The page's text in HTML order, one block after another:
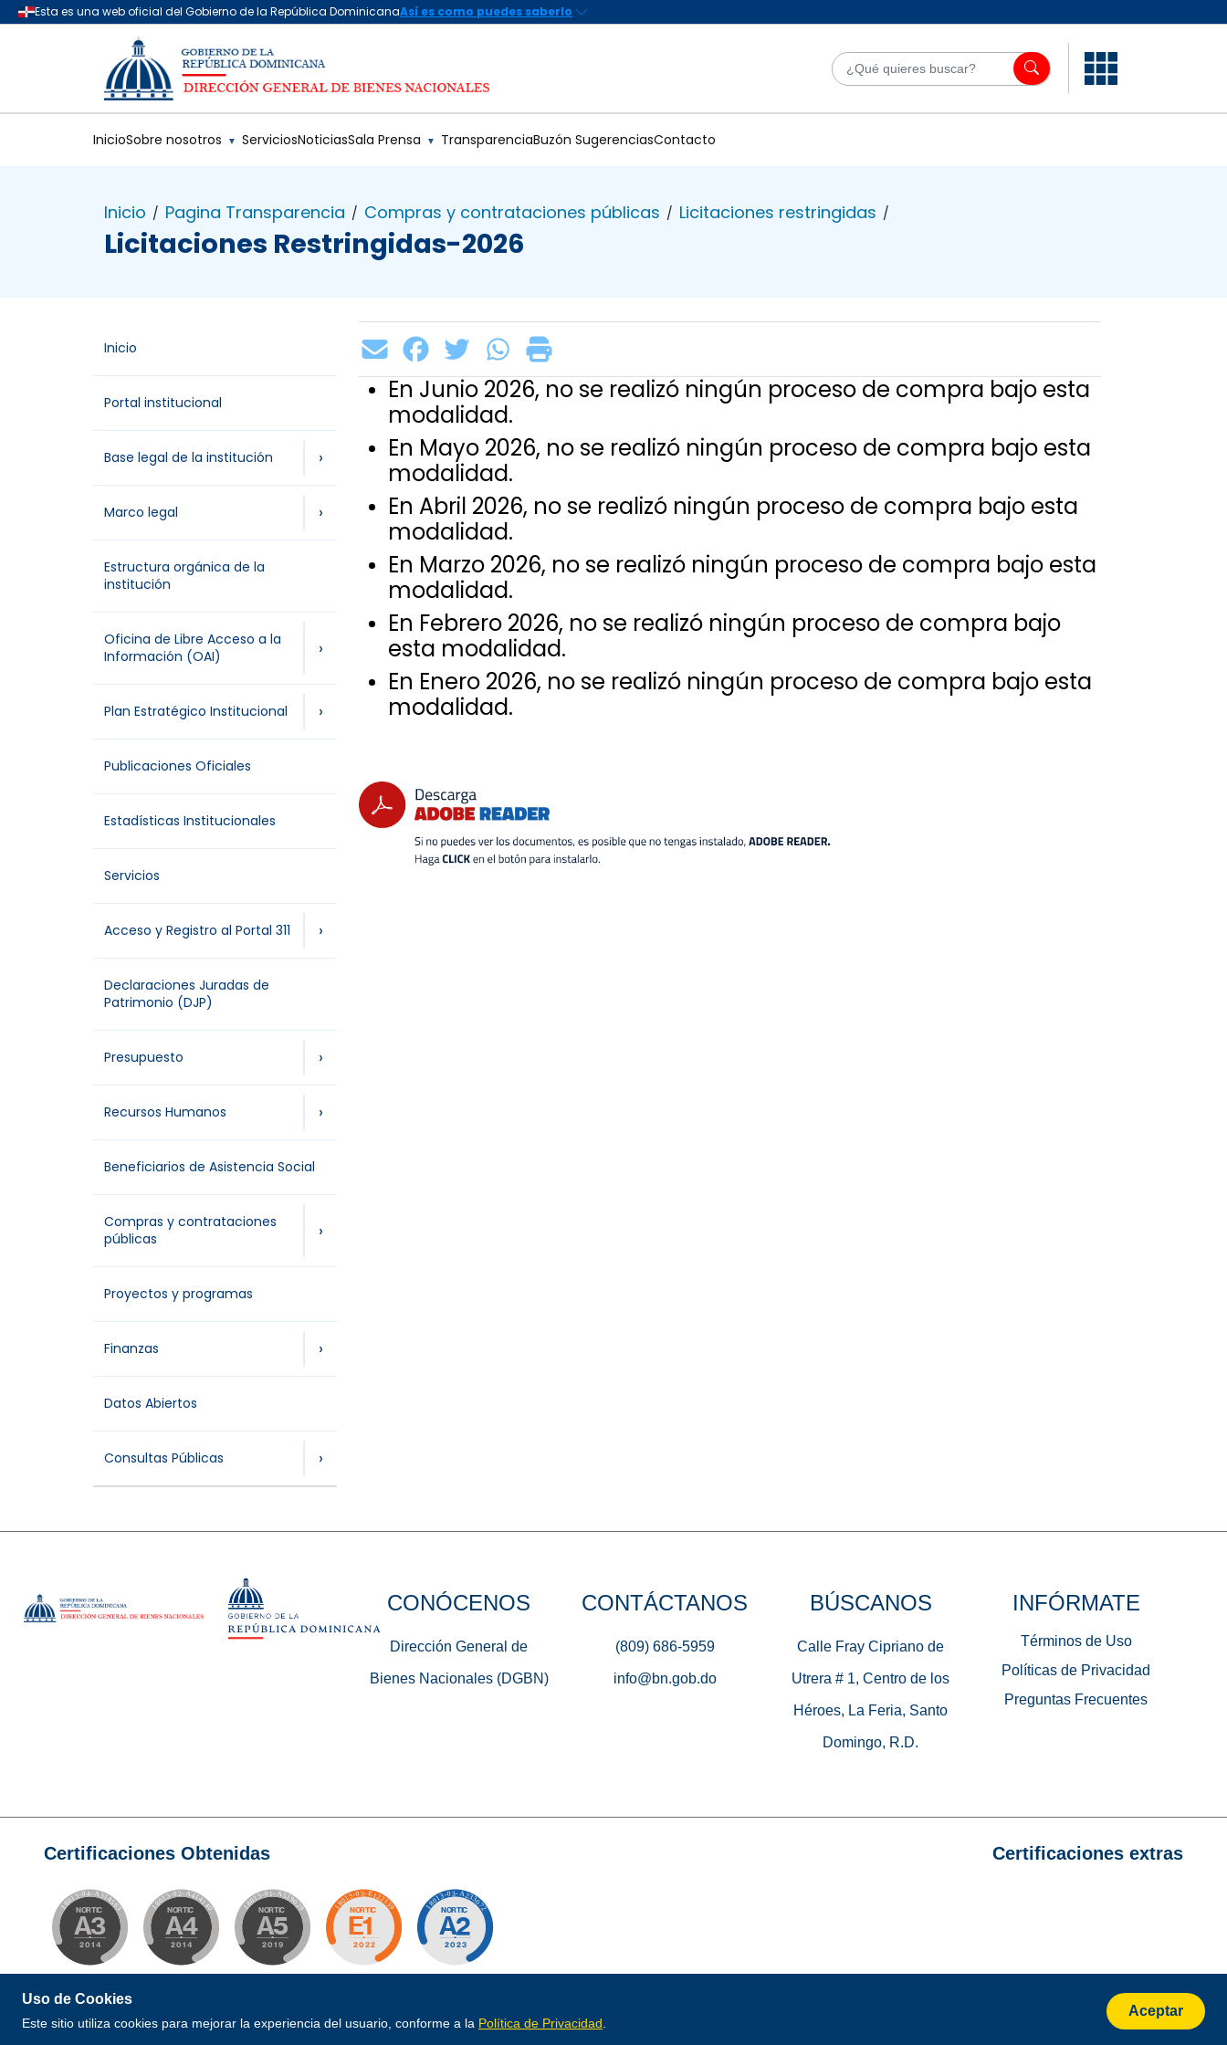
Saltar al contenido principal
InicioSobre nosotros ▼ ServiciosNoticiasSala Prensa ▼ TransparenciaBuzón SugerenciasContacto
Inicio / Pagina Transparencia / Compras y contrataciones públicas / Licitaciones restringidas /
Licitaciones Restringidas-2026
Inicio
Portal institucional
Base legal de la institución ›
Marco legal ›
Estructura orgánica de la
institución
Oficina de Libre Acceso a la
Información (OAI)
›
Plan Estratégico Institucional ›
Publicaciones Oficiales
Estadísticas Institucionales
Servicios
Acceso y Registro al Portal 311 ›
Declaraciones Juradas de
Patrimonio (DJP)
Presupuesto ›
Recursos Humanos ›
Beneficiarios de Asistencia Social
Compras y contrataciones
públicas
›
Proyectos y programas
Finanzas ›
Datos Abiertos
Consultas Públicas ›
En Junio 2026, no se realizó ningún proceso de compra bajo esta
modalidad.
En Mayo 2026, no se realizó ningún proceso de compra bajo esta
modalidad.
En Abril 2026, no se realizó ningún proceso de compra bajo esta
modalidad.
En Marzo 2026, no se realizó ningún proceso de compra bajo esta
modalidad.
En Febrero 2026, no se realizó ningún proceso de compra bajo
esta modalidad.
En Enero 2026, no se realizó ningún proceso de compra bajo esta
modalidad.
CONÓCENOS
Dirección General de
Bienes Nacionales (DGBN)
CONTÁCTANOS
(809) 686-5959
info@bn.gob.do
BÚSCANOS
Calle Fray Cipriano de
Utrera # 1, Centro de los
Héroes, La Feria, Santo
Domingo, R.D.
INFÓRMATE
Términos de Uso
Políticas de Privacidad
Preguntas Frecuentes
Certificaciones Obtenidas Certificaciones extras
© 2026 Todos los Derechos Reservados. Desarrollado por
Uso de Cookies
Este sitio utiliza cookies para mejorar la experiencia del usuario, conforme a la Política de Privacidad
Aceptar